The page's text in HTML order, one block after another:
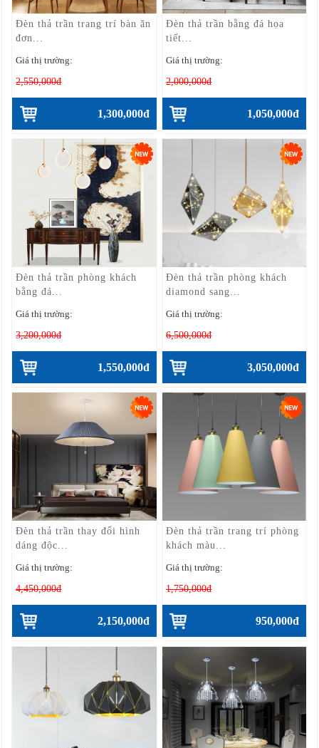
Đèn thả trần trang trí bàn ăn
đơn...
Giá thị trường:
2,550,000đ
1,300,000đ
Đèn thả trần bằng đá họa
tiết...
Giá thị trường:
2,000,000đ
1,050,000đ
Đèn thả trần phòng khách
bằng đá...
Giá thị trường:
3,200,000đ
1,550,000đ
Đèn thả trần phòng khách
diamond sang...
Giá thị trường:
6,500,000đ
3,050,000đ
Đèn thả trần thay đổi hình
dáng độc...
Giá thị trường:
4,450,000đ
2,150,000đ
Đèn thả trần trang trí phòng
khách màu...
Giá thị trường:
1,750,000đ
950,000đ